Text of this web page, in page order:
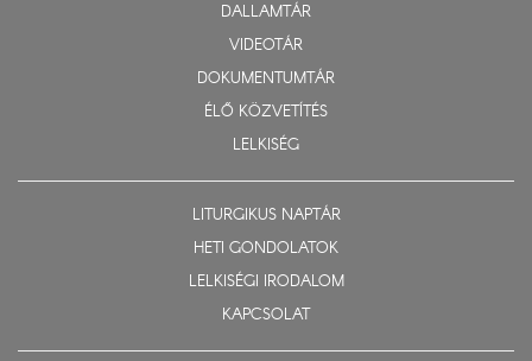
DALLAMTÁR
VIDEOTÁR
DOKUMENTUMTÁR
ÉLŐ KÖZVETÍTÉS
LELKISÉG
LITURGIKUS NAPTÁR
HETI GONDOLATOK
LELKISÉGI IRODALOM
KAPCSOLAT